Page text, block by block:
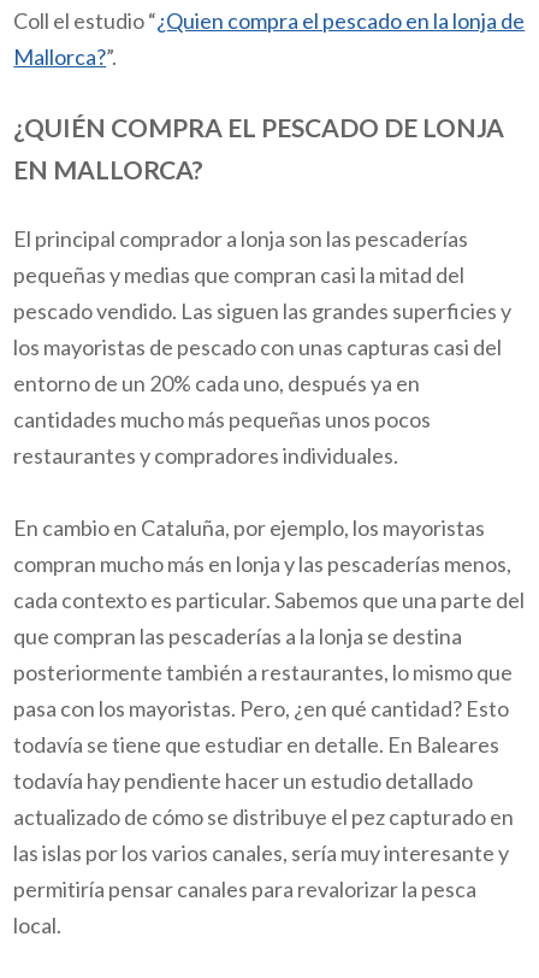
Coll el estudio “¿Quien compra el pescado en la lonja de
Mallorca?”.
¿QUIÉN COMPRA EL PESCADO DE LONJA
EN MALLORCA?
El principal comprador a lonja son las pescaderías
pequeñas y medias que compran casi la mitad del
pescado vendido. Las siguen las grandes superficies y
los mayoristas de pescado con unas capturas casi del
entorno de un 20% cada uno, después ya en
cantidades mucho más pequeñas unos pocos
restaurantes y compradores individuales.
En cambio en Cataluña, por ejemplo, los mayoristas
compran mucho más en lonja y las pescaderías menos,
cada contexto es particular. Sabemos que una parte del
que compran las pescaderías a la lonja se destina
posteriormente también a restaurantes, lo mismo que
pasa con los mayoristas. Pero, ¿en qué cantidad? Esto
todavía se tiene que estudiar en detalle. En Baleares
todavía hay pendiente hacer un estudio detallado
actualizado de cómo se distribuye el pez capturado en
las islas por los varios canales, sería muy interesante y
permitiría pensar canales para revalorizar la pesca
local.